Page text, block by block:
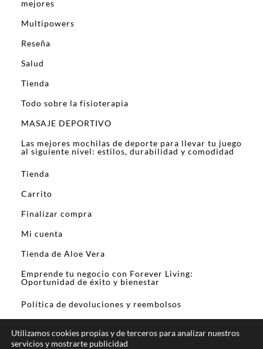
mejores
Multipowers
Reseña
Salud
Tienda
Todo sobre la fisioterapia
MASAJE DEPORTIVO
Las mejores mochilas de deporte para llevar tu juego
al siguiente nivel: estilos, durabilidad y comodidad
Tienda
Carrito
Finalizar compra
Mi cuenta
Tienda de Aloe Vera
Emprende tu negocio con Forever Living:
Oportunidad de éxito y bienestar
Política de devoluciones y reembolsos
Utilizamos cookies propias y de terceros para analizar nuestros
servicios y mostrarte publicidad